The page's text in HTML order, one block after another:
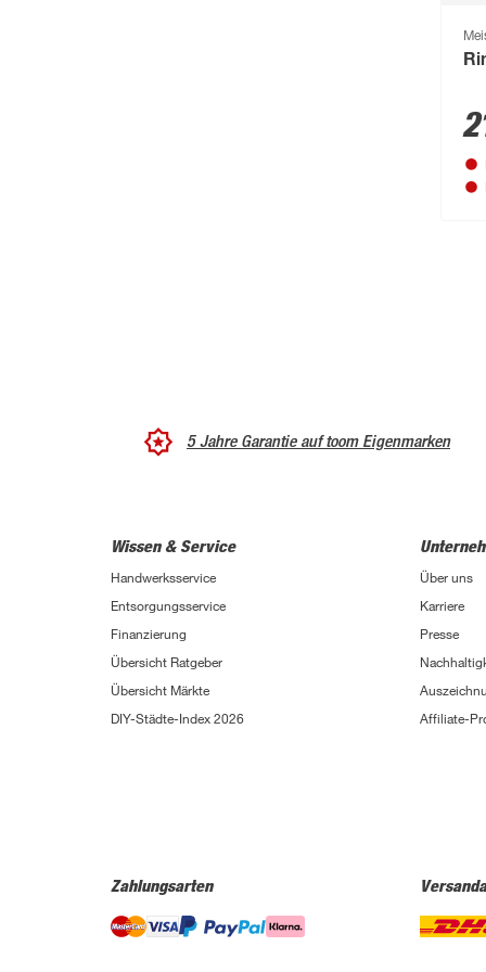
5 Jahre Garantie auf toom Eigenmarken
Wissen & Service
Handwerksservice
Entsorgungsservice
Finanzierung
Übersicht Ratgeber
Übersicht Märkte
DIY-Städte-Index 2026
Über uns
Karriere
Presse
Affiliate-
Zahlungsarten